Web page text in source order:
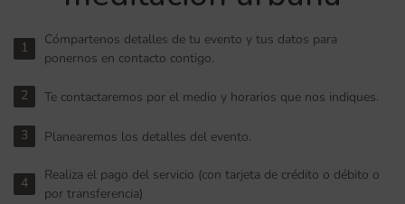
1
Cómpartenos detalles de tu evento y tus datos para
ponernos en contacto contigo.
2 Te contactaremos por el medio y horarios que nos indiques.
3 Planearemos los detalles del evento.
4
Realiza el pago del servicio (con tarjeta de crédito o débito o
por transferencia)